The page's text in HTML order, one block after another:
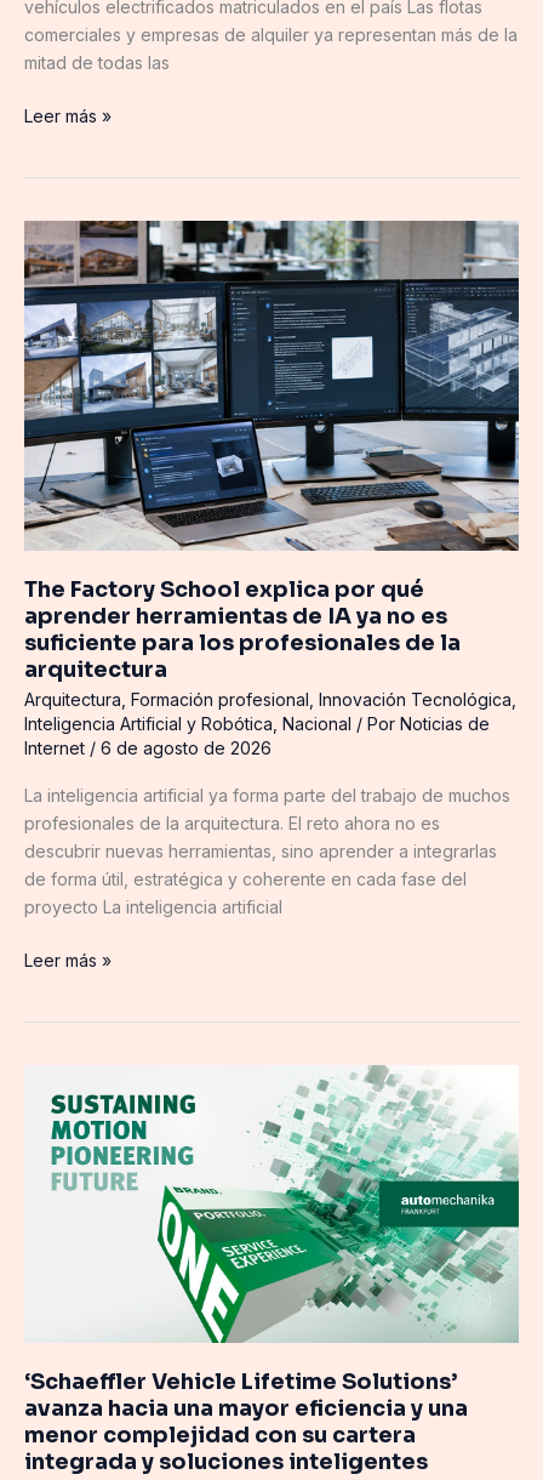
vehículos electrificados matriculados en el país Las flotas
comerciales y empresas de alquiler ya representan más de la
mitad de todas las
Leer más »
The Factory School explica por qué
aprender herramientas de IA ya no es
suficiente para los profesionales de la
arquitectura
Arquitectura Formación profesional Innovación Tecnológica
Inteligencia Artificial y Robótica Nacional / Por Noticias de
Internet / 6 de agosto de 2026
La inteligencia artificial ya forma parte del trabajo de muchos
profesionales de la arquitectura. El reto ahora no es
descubrir nuevas herramientas, sino aprender a integrarlas
de forma útil, estratégica y coherente en cada fase del
proyecto La inteligencia artificial
The
Factory
School
explica
por
qué
aprender
herramientas
IA
ya
suficiente
para
los
profesionales
de
la
arquitectura
Leer más »
‘Schaeffler Vehicle Lifetime Solutions’
avanza hacia una mayor eficiencia y una
menor complejidad con su cartera
integrada y soluciones inteligentes
Vehicle
Lifetime
Solutions’
avanza
menor
complejidad
con
su